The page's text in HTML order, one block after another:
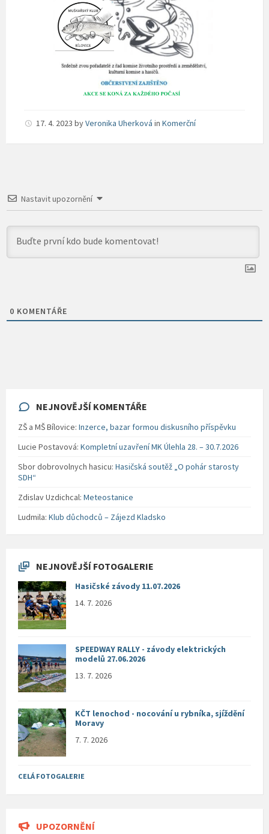
17. 4. 2023 byVeronika Uherková in Komerční
Nastavit upozornění
0 KOMENTÁŘE
NEJNOVĚJŠÍ KOMENTÁŘE
ZŠ a MŠ Bílovice: Inzerce, bazar formou diskusního příspěvku
Lucie Postavová: Kompletní uzavření MK Úlehla 28. – 30.7.2026
Sbor dobrovolnych hasicu: Hasičská soutěž „O pohár starosty
SDH“
Zdislav Uzdichcal: Meteostanice
Ludmila: Klub důchodců – Zájezd Kladsko
NEJNOVĚJŠÍ FOTOGALERIE
Hasičské závody 11.07.2026
14. 7. 2026
SPEEDWAY RALLY - závody elektrických
modelů 27.06.2026
13. 7. 2026
KČT lenochod - nocování u rybníka, sjíždění
Moravy
7. 7. 2026
CELÁ FOTOGALERIE
UPOZORNĚNÍ